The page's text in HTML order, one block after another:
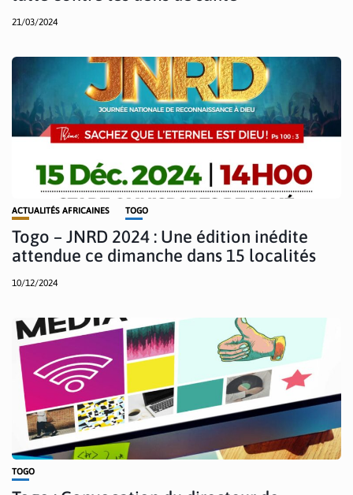
21/03/2024
ACTUALITÉS AFRICAINES TOGO
Togo – JNRD 2024 : Une édition inédite
attendue ce dimanche dans 15 localités
10/12/2024
TOGO